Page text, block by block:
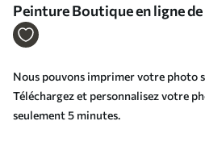
Peinture Boutique en ligne
photos Art. s33200
Nous pouvons imprimer votre photo
Téléchargez et personnalisez votre
seulement 5 minutes.